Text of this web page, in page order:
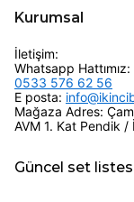
Kurumsal
İletişim:
Whatsapp Hattımız:
0533 576 62 56
E posta:
Mağaza Adres:
AVM 1. Kat Pendik /
Güncel set